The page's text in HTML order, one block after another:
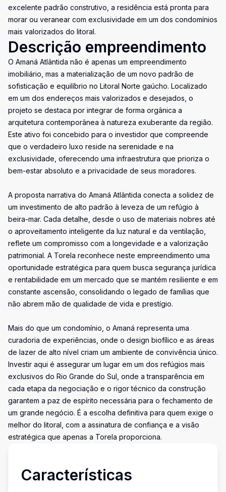
excelente padrão construtivo, a residência está pronta para
morar ou veranear com exclusividade em um dos condomínios
mais valorizados do litoral.
Descrição empreendimento
O Amaná Atlântida não é apenas um empreendimento
imobiliário, mas a materialização de um novo padrão de
sofisticação e equilíbrio no Litoral Norte gaúcho. Localizado
em um dos endereços mais valorizados e desejados, o
projeto se destaca por integrar de forma orgânica a
arquitetura contemporânea à natureza exuberante da região.
Este ativo foi concebido para o investidor que compreende
que o verdadeiro luxo reside na serenidade e na
exclusividade, oferecendo uma infraestrutura que prioriza o
bem-estar absoluto e a privacidade de seus moradores.
A proposta narrativa do Amaná Atlântida conecta a solidez de
um investimento de alto padrão à leveza de um refúgio à
beira-mar. Cada detalhe, desde o uso de materiais nobres até
o aproveitamento inteligente da luz natural e da ventilação,
reflete um compromisso com a longevidade e a valorização
patrimonial. A Torela reconhece neste empreendimento uma
oportunidade estratégica para quem busca segurança jurídica
e rentabilidade em um mercado que se mantém resiliente e em
constante ascensão, consolidando o legado de famílias que
não abrem mão de qualidade de vida e prestígio.
Mais do que um condomínio, o Amaná representa uma
curadoria de experiências, onde o design biofílico e as áreas
de lazer de alto nível criam um ambiente de convivência único.
Investir aqui é assegurar um lugar em um dos refúgios mais
exclusivos do Rio Grande do Sul, onde a transparência em
cada etapa da negociação e o rigor técnico da construção
garantem a paz de espírito necessária para o fechamento de
um grande negócio. É a escolha definitiva para quem exige o
melhor do litoral, com a assinatura de confiança e a visão
estratégica que apenas a Torela proporciona.
Características